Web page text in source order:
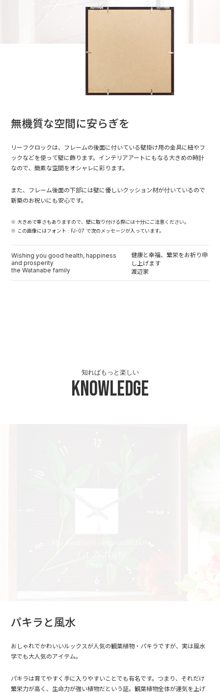
無機質な空間に安らぎを
リーフクロックは、フレームの後面に付いている壁掛け用の金具に紐やフ
ックなどを使って壁に飾ります。インテリアアートにもなる大きめの時計
なので、簡素な空間をオシャレに彩ります。
また、フレーム後面の下部には壁に優しいクッション材が付いているので
新築のお祝いにも安心です。
※ 大きめで重さもありますので、壁に取り付ける際には十分にご注意ください。
※ この画像にはフォント : FJ-07 で次のメッセージが入っています。
Wishing you good health, happiness
and prosperity
the Watanabe family
健康と幸福、繁栄をお祈り申
し上げます
渡辺家
Knowledge
知ればもっと楽しい
パキラと風水
おしゃれでかわいいルックスが人気の観葉植物・パキラですが、実は風水
学でも大人気のアイテム。
パキラは育てやすく手に入りやすいことでも有名です。つまり、それだけ
繁栄力が高く、生命力が強い植物だという証。観葉植物全体が運気を上げ